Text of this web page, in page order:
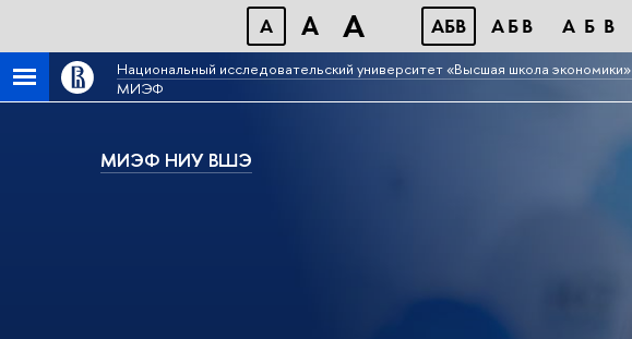
A A A АБB АБB АБB
Национальный исследовательский университет «Высшая школа экономики»
МИЭФ
МИЭФ НИУ ВШЭ